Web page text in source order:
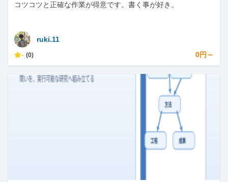
コツコツと正確な作業が得意です。書く事が好き。
ruki.11
- (0) 0円～